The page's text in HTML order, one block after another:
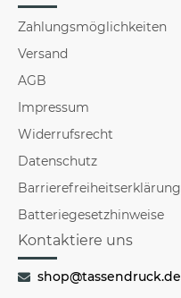
Zahlungsmöglichkeiten
Versand
AGB
Impressum
Widerrufsrecht
Datenschutz
Barrierefreiheitserklärung
Batteriegesetzhinweise
Kontaktiere uns
shop@tassendruck.de